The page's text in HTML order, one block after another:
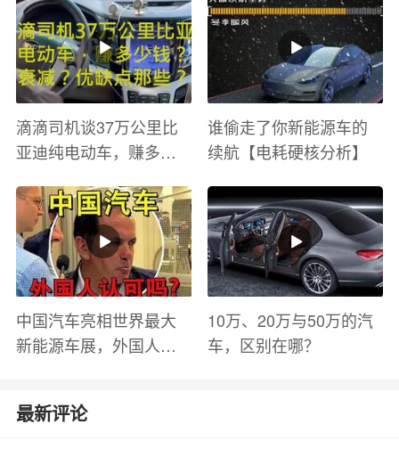
滴滴司机谈37万公里比
亚迪纯电动车，赚多少
有哪些？
谁偷走了你新能源车的
续航【电耗硬核分析】
中国汽车亮相世界最大
新能源车展，外国人怎
10万、20万与50万的汽
车，区别在哪？
最新评论